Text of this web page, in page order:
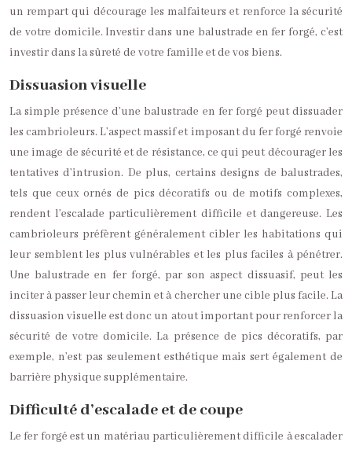
un rempart qui décourage les malfaiteurs et renforce la sécurité
de votre domicile. Investir dans une balustrade en fer forgé, c’est
investir dans la sûreté de votre famille et de vos biens.
Dissuasion visuelle
La simple présence d’une balustrade en fer forgé peut dissuader
les cambrioleurs. L’aspect massif et imposant du fer forgé renvoie
une image de sécurité et de résistance, ce qui peut décourager les
tentatives d’intrusion. De plus, certains designs de balustrades,
tels que ceux ornés de pics décoratifs ou de motifs complexes,
rendent l’escalade particulièrement difficile et dangereuse. Les
cambrioleurs préfèrent généralement cibler les habitations qui
leur semblent les plus vulnérables et les plus faciles à pénétrer.
Une balustrade en fer forgé, par son aspect dissuasif, peut les
inciter à passer leur chemin et à chercher une cible plus facile. La
dissuasion visuelle est donc un atout important pour renforcer la
sécurité de votre domicile. La présence de pics décoratifs, par
exemple, n’est pas seulement esthétique mais sert également de
barrière physique supplémentaire.
Difficulté d’escalade et de coupe
Le fer forgé est un matériau particulièrement difficile à escalader